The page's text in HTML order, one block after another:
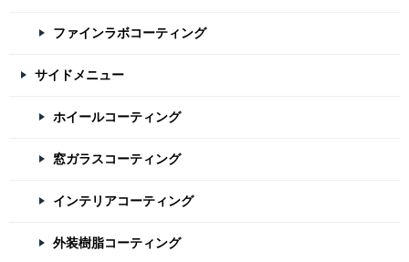
ファインラボコーティング
サイドメニュー
ホイールコーティング
窓ガラスコーティング
インテリアコーティング
外装樹脂コーティング